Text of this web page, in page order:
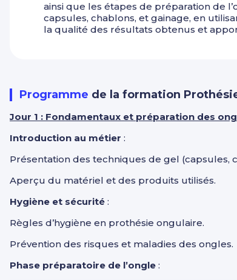
ainsi que les étapes de préparation de
capsules, chablons, et gainage, en
la qualité des résultats obtenus et
Programme de la formation
Jour 1 : Fondamentaux et préparation des
Introduction au métier :
Présentation des techniques de gel (capsules,
Aperçu du matériel et des produits utilisés.
Hygiène et sécurité :
Règles d’hygiène en prothésie ongulaire.
Prévention des risques et maladies des ongles.
Phase préparatoire de l’ongle :